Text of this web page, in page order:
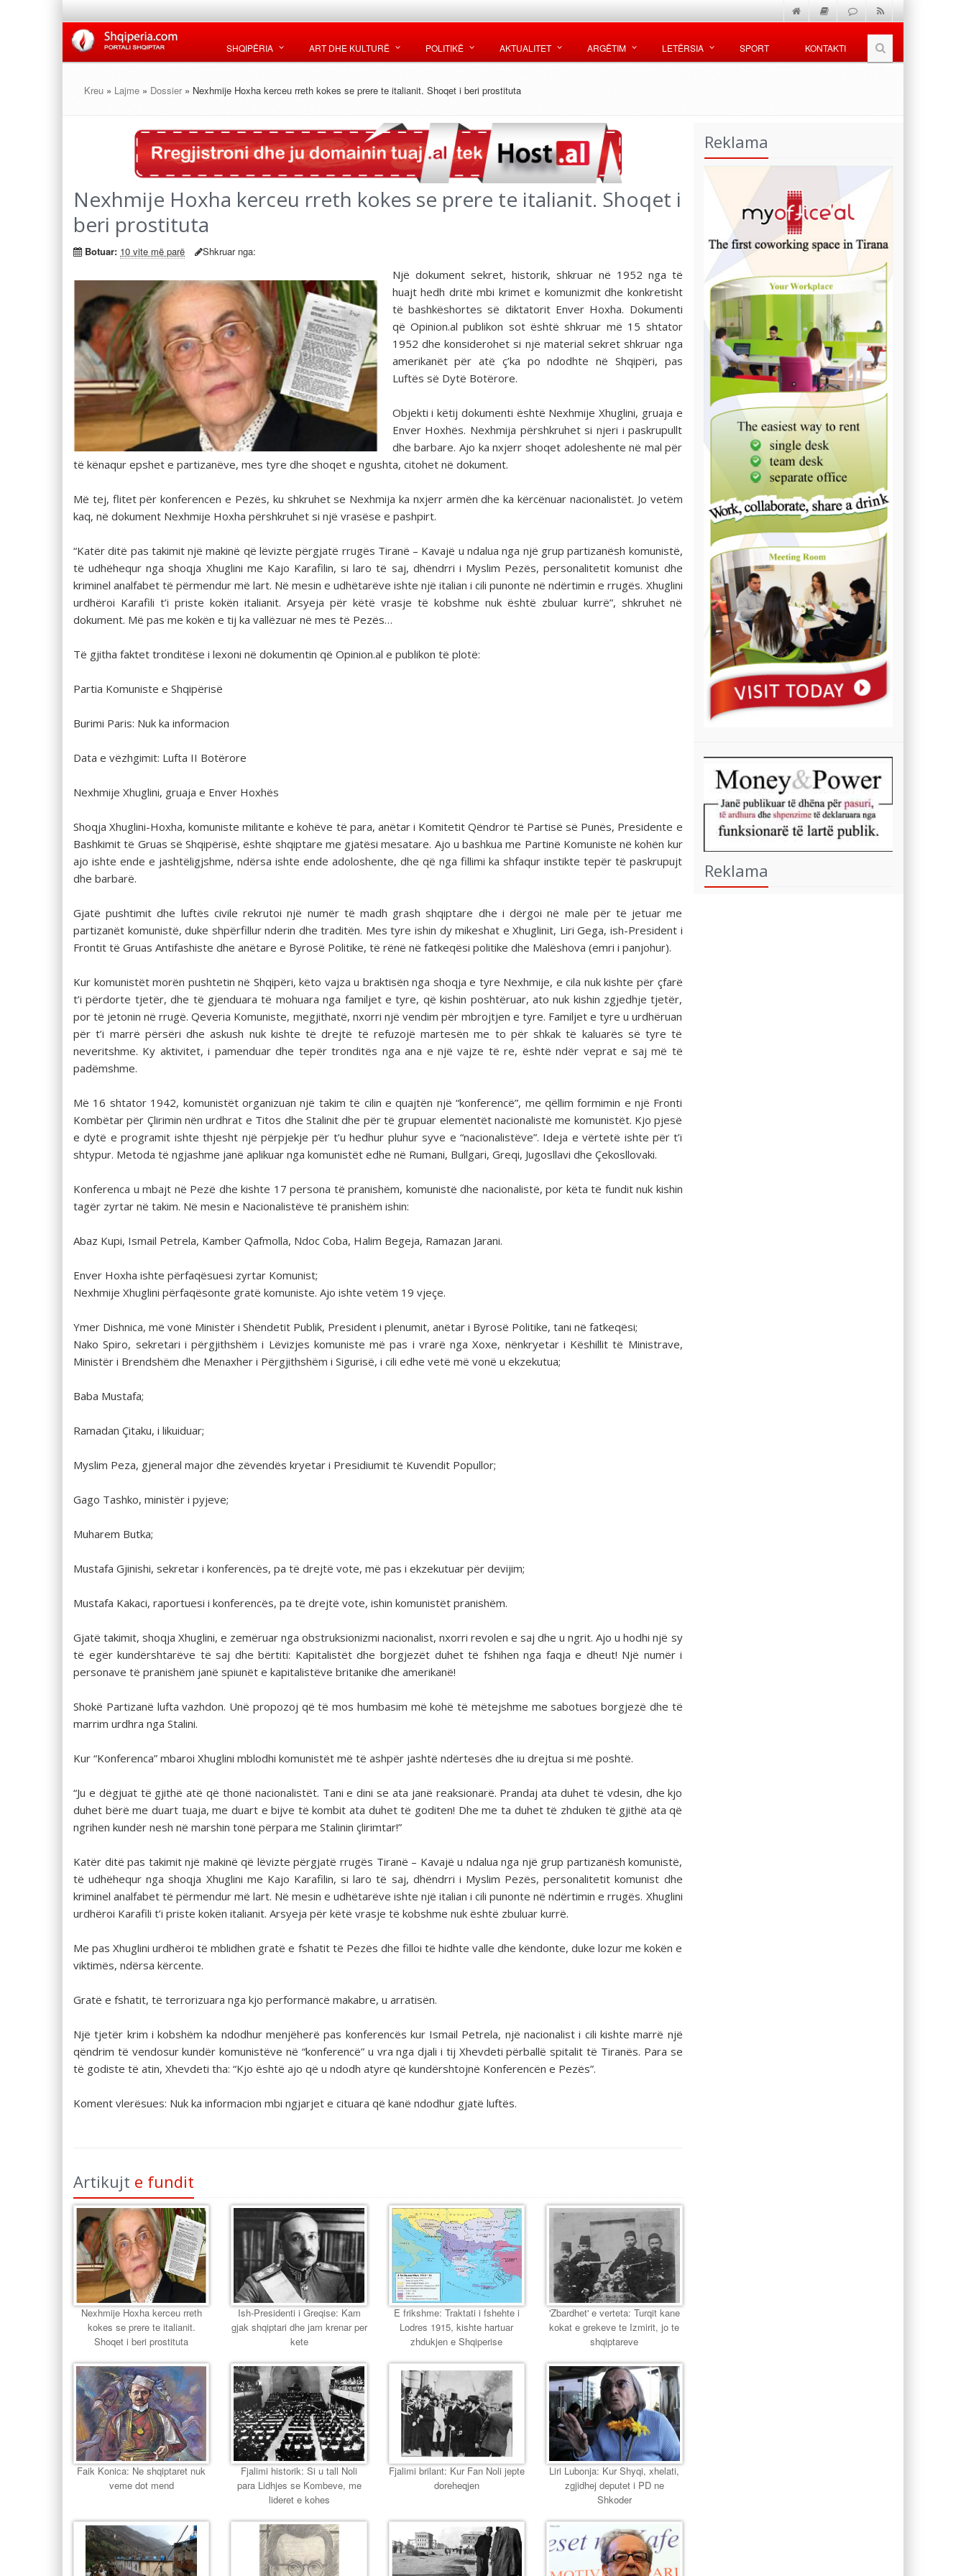
SHQIPËRIA ART DHE KULTURË POLITIKË AKTUALITET ARGËTIM LETËRSIA SPORT KONTAKTI
Kreu » Lajme » Dossier » Nexhmije Hoxha kerceu rreth kokes se prere te italianit. Shoqet i beri prostituta
Nexhmije Hoxha kerceu rreth kokes se prere te italianit. Shoqet i
beri prostituta
Botuar: 10 vite më parë Shkruar nga:
Një dokument sekret, historik, shkruar në 1952 nga të
huajt hedh dritë mbi krimet e komunizmit dhe konkretisht
të bashkëshortes së diktatorit Enver Hoxha. Dokumenti
që Opinion.al publikon sot është shkruar më 15 shtator
1952 dhe konsiderohet si një material sekret shkruar nga
amerikanët për atë ç’ka po ndodhte në Shqipëri, pas
Luftës së Dytë Botërore.
Objekti i këtij dokumenti është Nexhmije Xhuglini, gruaja e
Enver Hoxhës. Nexhmija përshkruhet si njeri i paskrupullt
dhe barbare. Ajo ka nxjerr shoqet adoleshente në mal për
të kënaqur epshet e partizanëve, mes tyre dhe shoqet e ngushta, citohet në dokument.
Më tej, flitet për konferencen e Pezës, ku shkruhet se Nexhmija ka nxjerr armën dhe ka kërcënuar nacionalistët. Jo vetëm
kaq, në dokument Nexhmije Hoxha përshkruhet si një vrasëse e pashpirt.
“Katër ditë pas takimit një makinë që lëvizte përgjatë rrugës Tiranë – Kavajë u ndalua nga një grup partizanësh komunistë,
të udhëhequr nga shoqja Xhuglini me Kajo Karafilin, si laro të saj, dhëndrri i Myslim Pezës, personalitetit komunist dhe
kriminel analfabet të përmendur më lart. Në mesin e udhëtarëve ishte një italian i cili punonte në ndërtimin e rrugës. Xhuglini
urdhëroi Karafili t’i priste kokën italianit. Arsyeja për këtë vrasje të kobshme nuk është zbuluar kurrë”, shkruhet në
dokument. Më pas me kokën e tij ka vallëzuar në mes të Pezës…
Të gjitha faktet tronditëse i lexoni në dokumentin që Opinion.al e publikon të plotë:
Partia Komuniste e Shqipërisë
Burimi Paris: Nuk ka informacion
Data e vëzhgimit: Lufta II Botërore
Nexhmije Xhuglini, gruaja e Enver Hoxhës
Shoqja Xhuglini-Hoxha, komuniste militante e kohëve të para, anëtar i Komitetit Qëndror të Partisë së Punës, Presidente e
Bashkimit të Gruas së Shqipërisë, është shqiptare me gjatësi mesatare. Ajo u bashkua me Partinë Komuniste në kohën kur
ajo ishte ende e jashtëligjshme, ndërsa ishte ende adoloshente, dhe që nga fillimi ka shfaqur instikte tepër të paskrupujt
dhe barbarë.
Gjatë pushtimit dhe luftës civile rekrutoi një numër të madh grash shqiptare dhe i dërgoi në male për të jetuar me
partizanët komunistë, duke shpërfillur nderin dhe traditën. Mes tyre ishin dy mikeshat e Xhuglinit, Liri Gega, ish-President i
Frontit të Gruas Antifashiste dhe anëtare e Byrosë Politike, të rënë në fatkeqësi politike dhe Malëshova (emri i panjohur).
Kur komunistët morën pushtetin në Shqipëri, këto vajza u braktisën nga shoqja e tyre Nexhmije, e cila nuk kishte për çfarë
t’i përdorte tjetër, dhe të gjenduara të mohuara nga familjet e tyre, që kishin poshtëruar, ato nuk kishin zgjedhje tjetër,
por të jetonin në rrugë. Qeveria Komuniste, megjithatë, nxorri një vendim për mbrojtjen e tyre. Familjet e tyre u urdhëruan
për t’i marrë përsëri dhe askush nuk kishte të drejtë të refuzojë martesën me to për shkak të kaluarës së tyre të
neveritshme. Ky aktivitet, i pamenduar dhe tepër tronditës nga ana e një vajze të re, është ndër veprat e saj më të
padëmshme.
Më 16 shtator 1942, komunistët organizuan një takim të cilin e quajtën një “konferencë”, me qëllim formimin e një Fronti
Kombëtar për Çlirimin nën urdhrat e Titos dhe Stalinit dhe për të grupuar elementët nacionalistë me komunistët. Kjo pjesë
e dytë e programit ishte thjesht një përpjekje për t’u hedhur pluhur syve e “nacionalistëve”. Ideja e vërtetë ishte për t’i
shtypur. Metoda të ngjashme janë aplikuar nga komunistët edhe në Rumani, Bullgari, Greqi, Jugosllavi dhe Çekosllovaki.
Konferenca u mbajt në Pezë dhe kishte 17 persona të pranishëm, komunistë dhe nacionalistë, por këta të fundit nuk kishin
tagër zyrtar në takim. Në mesin e Nacionalistëve të pranishëm ishin:
Abaz Kupi, Ismail Petrela, Kamber Qafmolla, Ndoc Coba, Halim Begeja, Ramazan Jarani.
Enver Hoxha ishte përfaqësuesi zyrtar Komunist;
Nexhmije Xhuglini përfaqësonte gratë komuniste. Ajo ishte vetëm 19 vjeçe.
Ymer Dishnica, më vonë Ministër i Shëndetit Publik, President i plenumit, anëtar i Byrosë Politike, tani në fatkeqësi;
Nako Spiro, sekretari i përgjithshëm i Lëvizjes komuniste më pas i vrarë nga Xoxe, nënkryetar i Këshillit të Ministrave,
Ministër i Brendshëm dhe Menaxher i Përgjithshëm i Sigurisë, i cili edhe vetë më vonë u ekzekutua;
Baba Mustafa;
Ramadan Çitaku, i likuiduar;
Myslim Peza, gjeneral major dhe zëvendës kryetar i Presidiumit të Kuvendit Popullor;
Gago Tashko, ministër i pyjeve;
Muharem Butka;
Mustafa Gjinishi, sekretar i konferencës, pa të drejtë vote, më pas i ekzekutuar për devijim;
Mustafa Kakaci, raportuesi i konferencës, pa të drejtë vote, ishin komunistët pranishëm.
Gjatë takimit, shoqja Xhuglini, e zemëruar nga obstruksionizmi nacionalist, nxorri revolen e saj dhe u ngrit. Ajo u hodhi një sy
të egër kundërshtarëve të saj dhe bërtiti: Kapitalistët dhe borgjezët duhet të fshihen nga faqja e dheut! Një numër i
personave të pranishëm janë spiunët e kapitalistëve britanike dhe amerikanë!
Shokë Partizanë lufta vazhdon. Unë propozoj që të mos humbasim më kohë të mëtejshme me sabotues borgjezë dhe të
marrim urdhra nga Stalini.
Kur “Konferenca” mbaroi Xhuglini mblodhi komunistët më të ashpër jashtë ndërtesës dhe iu drejtua si më poshtë.
“Ju e dëgjuat të gjithë atë që thonë nacionalistët. Tani e dini se ata janë reaksionarë. Prandaj ata duhet të vdesin, dhe kjo
duhet bërë me duart tuaja, me duart e bijve të kombit ata duhet të goditen! Dhe me ta duhet të zhduken të gjithë ata që
ngrihen kundër nesh në marshin tonë përpara me Stalinin çlirimtar!”
Katër ditë pas takimit një makinë që lëvizte përgjatë rrugës Tiranë – Kavajë u ndalua nga një grup partizanësh komunistë,
të udhëhequr nga shoqja Xhuglini me Kajo Karafilin, si laro të saj, dhëndrri i Myslim Pezës, personalitetit komunist dhe
kriminel analfabet të përmendur më lart. Në mesin e udhëtarëve ishte një italian i cili punonte në ndërtimin e rrugës. Xhuglini
urdhëroi Karafili t’i priste kokën italianit. Arsyeja për këtë vrasje të kobshme nuk është zbuluar kurrë.
Me pas Xhuglini urdhëroi të mblidhen gratë e fshatit të Pezës dhe filloi të hidhte valle dhe këndonte, duke lozur me kokën e
viktimës, ndërsa kërcente.
Gratë e fshatit, të terrorizuara nga kjo performancë makabre, u arratisën.
Një tjetër krim i kobshëm ka ndodhur menjëherë pas konferencës kur Ismail Petrela, një nacionalist i cili kishte marrë një
qëndrim të vendosur kundër komunistëve në “konferencë” u vra nga djali i tij Xhevdeti përballë spitalit të Tiranës. Para se
të godiste të atin, Xhevdeti tha: “Kjo është ajo që u ndodh atyre që kundërshtojnë Konferencën e Pezës”.
Koment vlerësues: Nuk ka informacion mbi ngjarjet e cituara që kanë ndodhur gjatë luftës.
Artikujt e fundit
Nexhmije Hoxha kerceu rreth
kokes se prere te italianit.
Shoqet i beri prostituta
Ish-Presidenti i Greqise: Kam
gjak shqiptari dhe jam krenar per
kete
E frikshme: Traktati i fshehte i
Lodres 1915, kishte hartuar
zhdukjen e Shqiperise
'Zbardhet' e verteta: Turqit kane
kokat e grekeve te Izmirit, jo te
shqiptareve
Faik Konica: Ne shqiptaret nuk
veme dot mend
Fjalimi historik: Si u tall Noli
para Lidhjes se Kombeve, me
lideret e kohes
Fjalimi brilant: Kur Fan Noli jepte
doreheqjen
Liri Lubonja: Kur Shyqi, xhelati,
zgjidhej deputet i PD ne
Shkoder
Reklama
Reklama